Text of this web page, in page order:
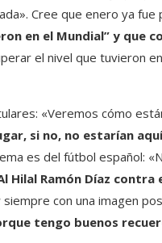
Cree que enero ya fue
en el Mundial” y que
el nivel que tuvieron
«Veremos cómo
si no, no estarían
es del fútbol español:
Hilal Ramón Díaz contra
con una imagen
tengo buenos